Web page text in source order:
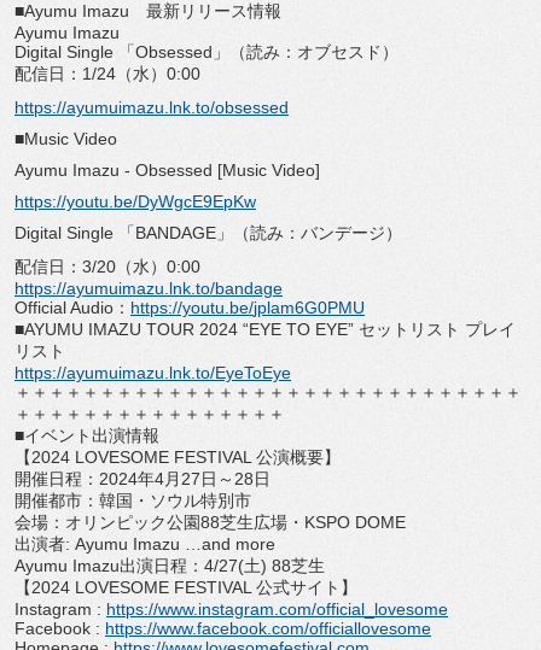
■Ayumu Imazu 最新リリース情報
Ayumu Imazu
Digital Single 「Obsessed」（読み：オブセスド）
配信日：1/24（水）0:00
https://ayumuimazu.lnk.to/obsessed
■Music Video
Ayumu Imazu - Obsessed [Music Video]
https://youtu.be/DyWgcE9EpKw
Digital Single 「BANDAGE」（読み：バンデージ）
配信日：3/20（水）0:00
https://ayumuimazu.lnk.to/bandage
Official Audio： https://youtu.be/jplam6G0PMU
■AYUMU IMAZU TOUR 2024 “EYE TO EYE” セットリスト プレイ
リスト
https://ayumuimazu.lnk.to/EyeToEye
＋＋＋＋＋＋＋＋＋＋＋＋＋＋＋＋＋＋＋＋＋＋＋＋＋＋＋＋＋＋
＋＋＋＋＋＋＋＋＋＋＋＋＋＋＋＋
■イベント出演情報
【2024 LOVESOME FESTIVAL 公演概要】
開催日程：2024年4月27日～28日
開催都市：韓国・ソウル特別市
会場：オリンピック公園88芝生広場・KSPO DOME
出演者: Ayumu Imazu …and more
Ayumu Imazu出演日程：4/27(土) 88芝生
【2024 LOVESOME FESTIVAL 公式サイト】
Instagram : https://www.instagram.com/official_lovesome
Facebook : https://www.facebook.com/officiallovesome